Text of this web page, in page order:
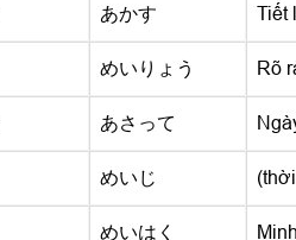
あかす Tiết
めいりょう Rõ
あさって
めいじ
めいはく